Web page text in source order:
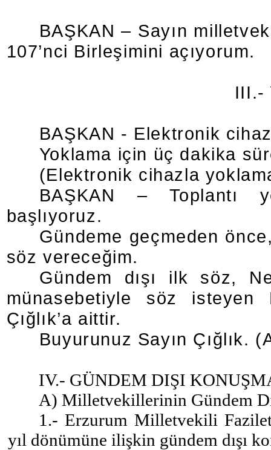
BAŞKAN – Sayın
107’nci Birleşimini açıyorum.
III.-
BAŞKAN - Elektronik
Yoklama için üç dakika
(Elektronik cihazla
BAŞKAN – Toplantı
başlıyoruz.
Gündeme geçmeden
söz vereceğim.
Gündem dışı ilk söz,
münasebetiyle söz isteyen
Çığlık’a aittir.
Buyurunuz Sayın Çığlık.
IV.- GÜNDEM DIŞI
A) Milletvekillerinin Gündem
1.- Erzurum Milletvekili Fazilet
yıl dönümüne ilişkin gündem dışı